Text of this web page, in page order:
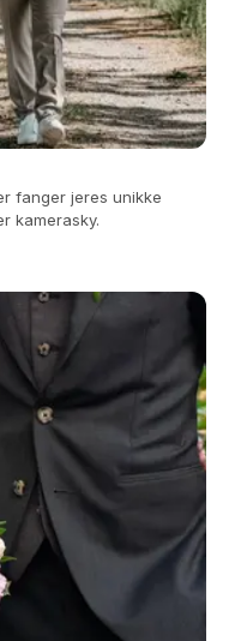
fanger jeres unikke
kamerasky.